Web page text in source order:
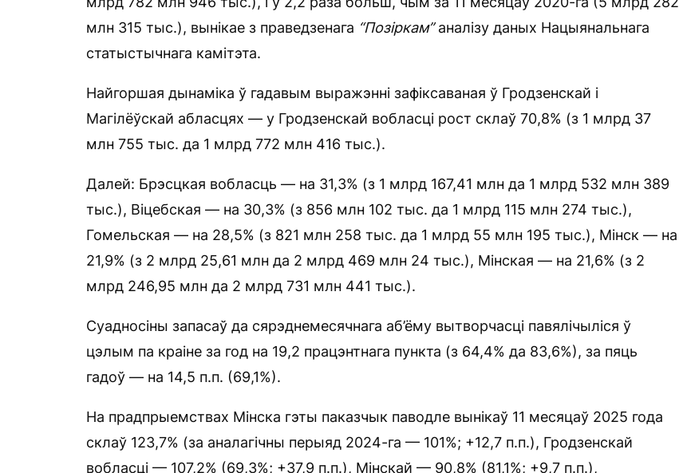
млн 315 тыс.), вынікае з праведзенага “Позіркам”аналізу даных Нацыянальнага
статыстычнага камітэта.
Найгоршая дынаміка ў гадавым выражэнні зафіксаваная ў Гродзенскай і
Магілёўскай абласцях — у Гродзенскай вобласці рост склаў 70,8% (з 1 млрд 37
млн 755 тыс. да 1 млрд 772 млн 416 тыс.).
Далей: Брэсцкая вобласць — на 31,3% (з 1 млрд 167,41 млн да 1 млрд 532 млн 389
тыс.), Віцебская — на 30,3% (з 856 млн 102 тыс. да 1 млрд 115 млн 274 тыс.),
Гомельская — на 28,5% (з 821 млн 258 тыс. да 1 млрд 55 млн 195 тыс.), Мінск — на
21,9% (з 2 млрд 25,61 млн да 2 млрд 469 млн 24 тыс.), Мінская — на 21,6% (з 2
млрд 246,95 млн да 2 млрд 731 млн 441 тыс.).
Суадносіны запасаў да сярэднемесячнага аб’ёму вытворчасці павялічыліся ў
цэлым па краіне за год на 19,2 працэнтнага пункта (з 64,4% да 83,6%), за пяць
гадоў — на 14,5 п.п. (69,1%).
На прадпрыемствах Мінска гэты паказчык паводле вынікаў 11 месяцаў 2025 года
склаў 123,7% (за аналагічны перыяд 2024-га — 101%; +12,7 п.п.), Гродзенскай
вобласці — 107,2% (69,3%; +37,9 п.п.), Мінскай — 90,8% (81,1%; +9,7 п.п.),